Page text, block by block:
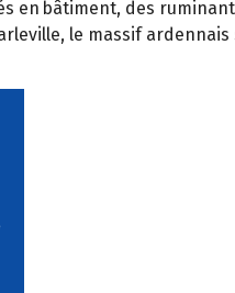
bâtiment, des
le massif